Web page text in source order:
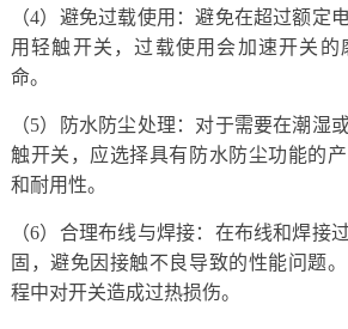
（4）避免过载使用：避免在超过额定
用轻触开关，过载使用会加速开关的
命。
（5）防水防尘处理：对于需要在潮湿
触开关，应选择具有防水防尘功能的
和耐用性。
（6）合理布线与焊接：在布线和焊接
固，避免因接触不良导致的性能问题
程中对开关造成过热损伤。